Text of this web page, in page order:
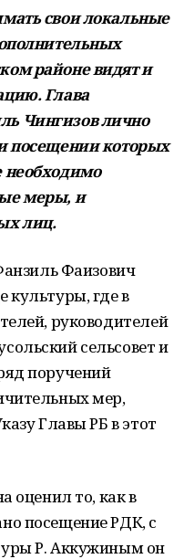
свои локальные
районе видят и
Глава
Чингизов лично
посещении которых
необходимо
меры, и
лиц.
Фаизович
культуры, где в
руководителей
сельсовет и
поручений
мер,
Главы РБ в этот
оценил то, как в
посещение РДК, с
Р. Аккужиным он